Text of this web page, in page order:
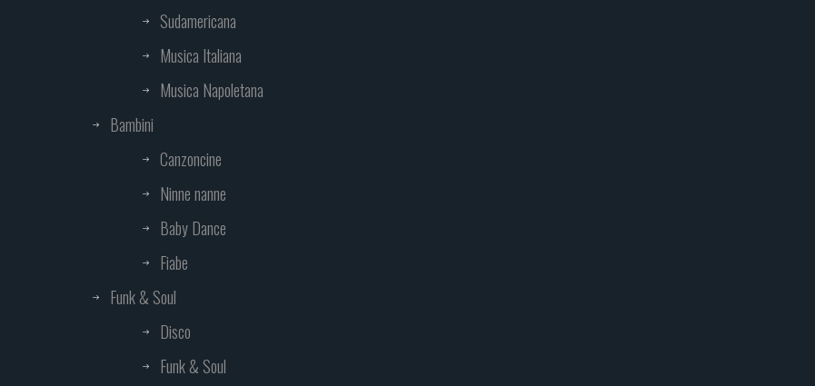
Sudamericana
Musica Italiana
Musica Napoletana
Bambini
Canzoncine
Ninne nanne
Baby Dance
Fiabe
Funk & Soul
Disco
Funk & Soul